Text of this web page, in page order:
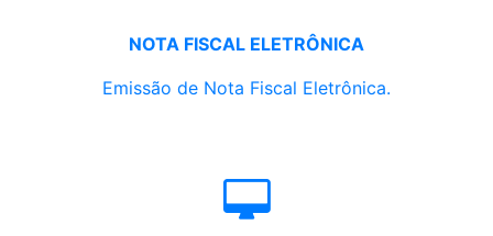
NOTA FISCAL ELETRÔNICA
Emissão de Nota Fiscal Eletrônica.